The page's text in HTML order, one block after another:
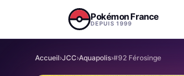
Pokémon France
DEPUIS 1999
Accueil›JCC›Aquapolis›#92 Férosinge